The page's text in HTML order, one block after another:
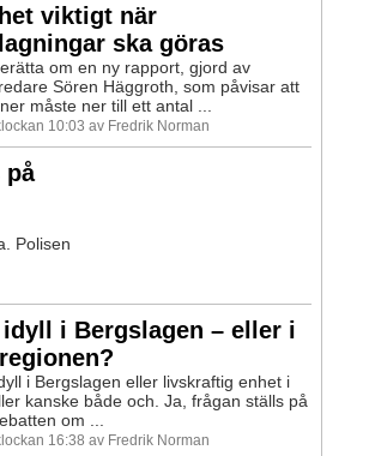
viktigt när
ska göras
om en ny rapport, gjord av
Sören Häggroth, som påvisar att
måste ner till ett antal ...
10:03 av Fredrik Norman
Polisen
i Bergslagen – eller i
i Bergslagen eller livskraftig enhet i
kanske både och. Ja, frågan ställs på
om ...
16:38 av Fredrik Norman